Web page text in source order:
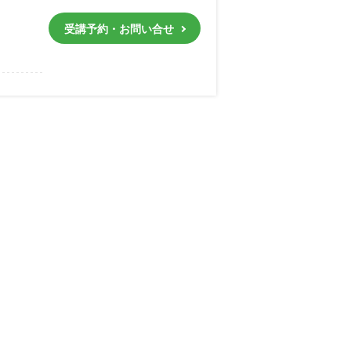
受講予約・お問い合せ